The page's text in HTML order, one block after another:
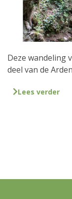
Deze wandeling
deel van de
Lees verder